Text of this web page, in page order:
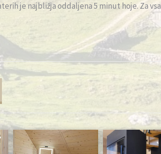
je najbližja oddaljena 5 minut hoje. Za vsa